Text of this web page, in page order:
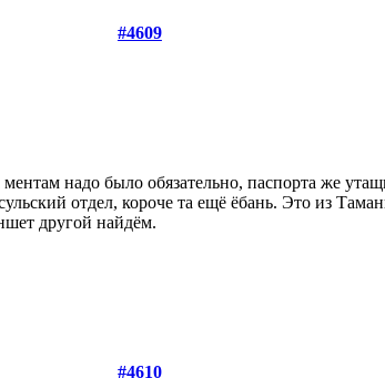
#4609
надо было обязательно, паспорта же
отдел, короче та ещё ёбань. Это из
другой найдём.
#4610